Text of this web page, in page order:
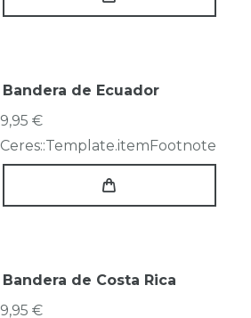
Bandera de Ecuador
9,95 €
Ceres::Template.itemFootnote
Bandera de Costa Rica
9,95 €